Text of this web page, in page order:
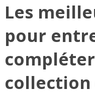
Les
pour